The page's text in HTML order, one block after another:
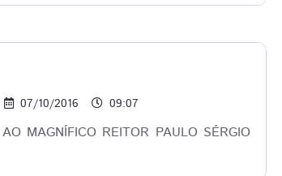
07/10/2016 09:07
MAGNÍFICO REITOR PAULO SÉRGIO